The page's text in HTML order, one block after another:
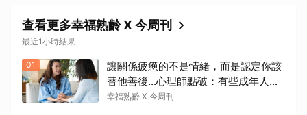
查看更多幸福熟齡 X 今周刊
最近1小時結果
01
讓關係疲憊的不是情緒，而是認定你該
替他善後…心理師點破：有些成年人內
心仍在等待「媽媽」安撫
幸福熟齡 X 今周刊